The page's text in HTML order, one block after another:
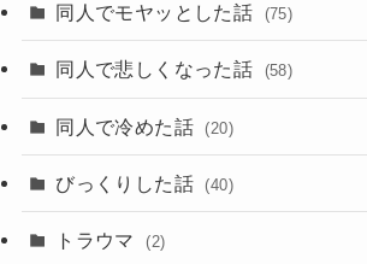
同人でモヤッとした話 (75)
同人で悲しくなった話 (58)
同人で冷めた話 (20)
びっくりした話 (40)
トラウマ (2)